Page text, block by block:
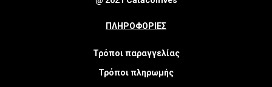
ΠΛΗΡΟΦΟΡΙΕΣ
Τρόποι παραγγελίας
Τρόποι πληρωμής